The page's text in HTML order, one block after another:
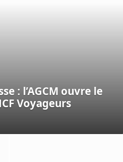
: l’AGCM ouvre le
Voyageurs